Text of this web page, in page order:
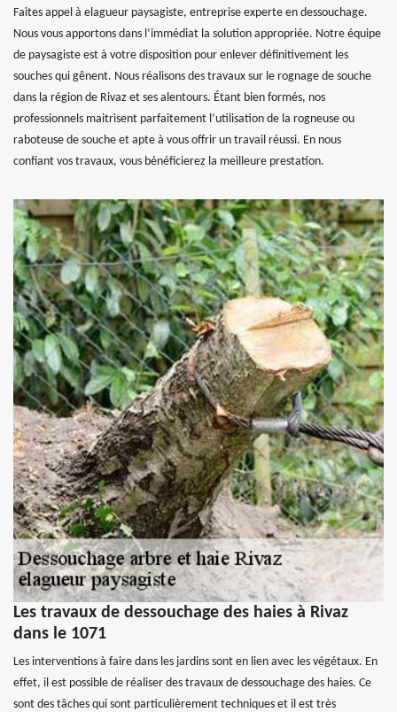
Faites appel à elagueur paysagiste, entreprise experte en dessouchage.
Nous vous apportons dans l’immédiat la solution appropriée. Notre équipe
de paysagiste est à votre disposition pour enlever définitivement les
souches qui gênent. Nous réalisons des travaux sur le rognage de souche
dans la région de Rivaz et ses alentours. Étant bien formés, nos
professionnels maitrisent parfaitement l’utilisation de la rogneuse ou
raboteuse de souche et apte à vous offrir un travail réussi. En nous
confiant vos travaux, vous bénéficierez la meilleure prestation.
Les travaux de dessouchage des haies à Rivaz
dans le 1071
Les interventions à faire dans les jardins sont en lien avec les végétaux. En
effet, il est possible de réaliser des travaux de dessouchage des haies. Ce
sont des tâches qui sont particulièrement techniques et il est très